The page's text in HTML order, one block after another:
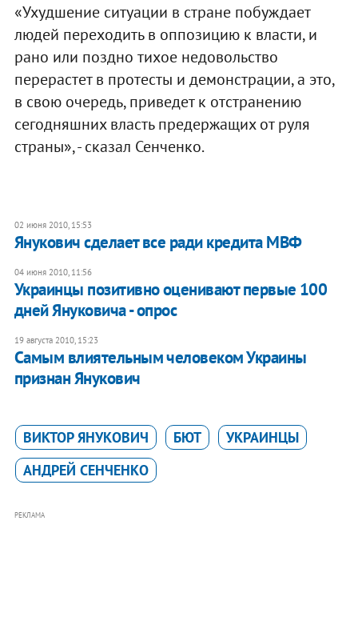
«Ухудшение ситуации в стране побуждает
людей переходить в оппозицию к власти, и
рано или поздно тихое недовольство
перерастет в протесты и демонстрации, а это,
в свою очередь, приведет к отстранению
сегодняшних власть предержащих от руля
страны», - сказал Сенченко.
02 июня 2010, 15:53
Янукович сделает все ради кредита МВФ
04 июня 2010, 11:56
Украинцы позитивно оценивают первые 100
дней Януковича - опрос
19 августа 2010, 15:23
Самым влиятельным человеком Украины
признан Янукович
ВИКТОР ЯНУКОВИЧ БЮТ
УКРАИНЦЫ
АНДРЕЙ СЕНЧЕНКО
РЕКЛАМА